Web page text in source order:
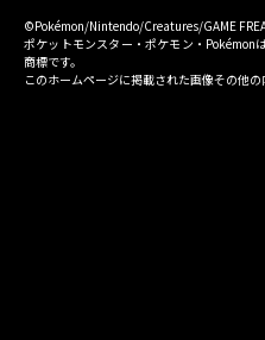
©Pokémon/Nintendo/Creatures/GAME
ポケットモンスター・ポケモン・Pokémon
商標です。
このホームページに掲載された画像その他の